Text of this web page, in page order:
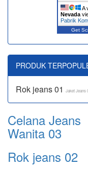
A
Nevada
Pabrik
Get
PRODUK
Rok jeans 01 Jaket Jeans
Celana Jeans
Wanita 03
Rok jeans 02